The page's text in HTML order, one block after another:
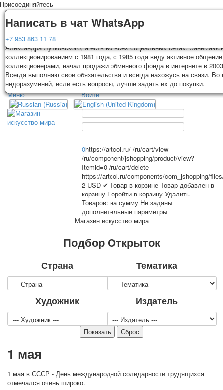
Доставка
Колоды, почтовые открытки тщательно упаковываются и
3-4 рабочих дней после оплаты. Исключение: репринт под заказ,
карт отправляются в течении 7-8 рабочих дней. Отправка
России с треком отслеживания. Цена пересылки зависит от веса и
на момент покупки. По желанию покупателя возможна отправка СДЕК
другими транспортными компаниями.
Гарантия
Вы покупаете колоды игральных карт, почтовые открытки из частной
Александра Лутковского, я есть во всех социальных сетях.
коллекционированием с 1981 года, с 1985 года веду активное
коллекционерами, начал продажи обменного фонда в интернете в
Всегда выполняю свои обязательства и всегда нахожусь на связи. Во
недоразумений, если есть вопросы, лучше задать их до покупки.
Написать в чат WhatsApp
+7 953 863 11 78
Присоединяйтесь
TPL_PROTOSTAR_TOGGLE_MENU
Главная Игральные карты
Меню
Главная
Игральные карты
Классические
Джокеры
Транспорт
Охота и рыбалка
Комбинат Цветной Печати
Армия и полиция
Юмор
Открытки
С Новым годом!
8 марта
Войти
0https://artcol.ru/ /ru/cart/view
/ru/component/jshopping/product/view?
Itemid=0 /ru/cart/delete
https://artcol.ru/components/com_jshopping/
2 USD ✔ Товар в корзине Товар добавлен в
корзину Перейти в корзину Удалить
Товаров: на сумму Не заданы
дополнительные параметры
Магазин искусство мира
Подбор Открыток
Страна Тематика
Художник Издатель
1 мая
1 мая в СССР - День международной солидарности трудящихся
отмечался очень широко.